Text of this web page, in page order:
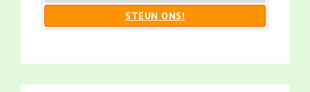
STEUN ONS!